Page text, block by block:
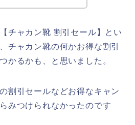
チャカン靴 割引セール】とい
チャカン靴の何かお得な割引
かるかも、と思いました。
割引セールなどお得なキャン
みつけられなかったのです